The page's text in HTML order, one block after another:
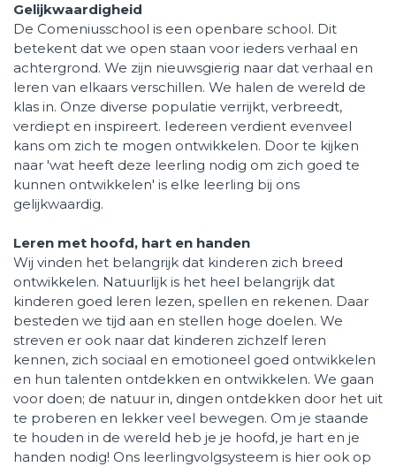
Gelijkwaardigheid
De Comeniusschool is een openbare school. Dit
betekent dat we open staan voor ieders verhaal en
achtergrond. We zijn nieuwsgierig naar dat verhaal en
leren van elkaars verschillen. We halen de wereld de
klas in. Onze diverse populatie verrijkt, verbreedt,
verdiept en inspireert. Iedereen verdient evenveel
kans om zich te mogen ontwikkelen. Door te kijken
naar 'wat heeft deze leerling nodig om zich goed te
kunnen ontwikkelen' is elke leerling bij ons
gelijkwaardig.
Leren met hoofd, hart en handen
Wij vinden het belangrijk dat kinderen zich breed
ontwikkelen. Natuurlijk is het heel belangrijk dat
kinderen goed leren lezen, spellen en rekenen. Daar
besteden we tijd aan en stellen hoge doelen. We
streven er ook naar dat kinderen zichzelf leren
kennen, zich sociaal en emotioneel goed ontwikkelen
en hun talenten ontdekken en ontwikkelen. We gaan
voor doen; de natuur in, dingen ontdekken door het uit
te proberen en lekker veel bewegen. Om je staande
te houden in de wereld heb je je hoofd, je hart en je
handen nodig! Ons leerlingvolgsysteem is hier ook op